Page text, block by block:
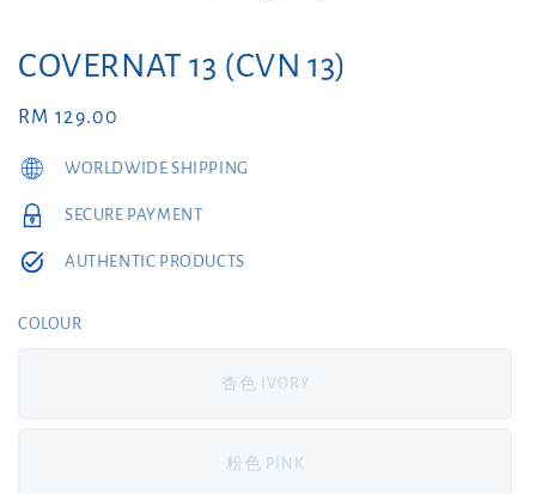
COVERNAT 13 (CVN 13)
Regular
RM 129.00
WORLDWIDE SHIPPING
SECURE PAYMENT
AUTHENTIC PRODUCTS
COLOUR
杏色 IVORY
粉色 PINK